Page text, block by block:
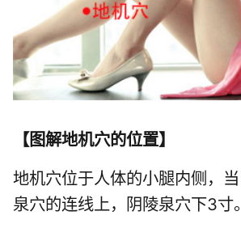
【图解地机穴的位置】
地机穴位于人体的小腿内侧，
泉穴的连线上，阴陵泉穴下3寸。